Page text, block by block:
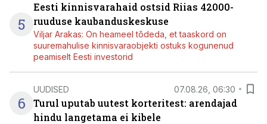
5
Eesti kinnisvarahaid ostsid Riias 42000-
ruuduse kaubanduskeskuse
Viljar Arakas: On heameel tõdeda, et taaskord on
suuremahulise kinnisvaraobjekti ostuks kogunenud
peamiselt Eesti investorid
6
UUDISED 07.08.26, 06:30
Turul uputab uutest korteritest: arendajad
hindu langetama ei kibele